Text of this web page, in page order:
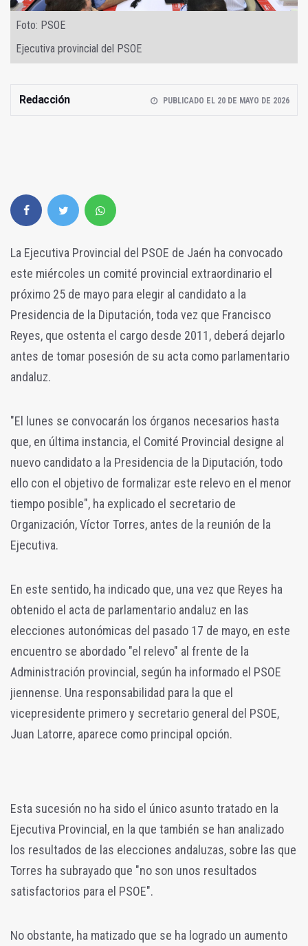
Foto: PSOE
Ejecutiva provincial del PSOE
Redacción PUBLICADO EL 20 DE MAYO DE 2026
La Ejecutiva Provincial del PSOE de Jaén ha convocado
este miércoles un comité provincial extraordinario el
próximo 25 de mayo para elegir al candidato a la
Presidencia de la Diputación, toda vez que Francisco
Reyes, que ostenta el cargo desde 2011, deberá dejarlo
antes de tomar posesión de su acta como parlamentario
andaluz.
"El lunes se convocarán los órganos necesarios hasta
que, en última instancia, el Comité Provincial designe al
nuevo candidato a la Presidencia de la Diputación, todo
ello con el objetivo de formalizar este relevo en el menor
tiempo posible", ha explicado el secretario de
Organización, Víctor Torres, antes de la reunión de la
Ejecutiva.
En este sentido, ha indicado que, una vez que Reyes ha
obtenido el acta de parlamentario andaluz en las
elecciones autonómicas del pasado 17 de mayo, en este
encuentro se abordado "el relevo" al frente de la
Administración provincial, según ha informado el PSOE
jiennense. Una responsabilidad para la que el
vicepresidente primero y secretario general del PSOE,
Juan Latorre, aparece como principal opción.
Esta sucesión no ha sido el único asunto tratado en la
Ejecutiva Provincial, en la que también se han analizado
los resultados de las elecciones andaluzas, sobre las que
Torres ha subrayado que "no son unos resultados
satisfactorios para el PSOE".
No obstante, ha matizado que se ha logrado un aumento